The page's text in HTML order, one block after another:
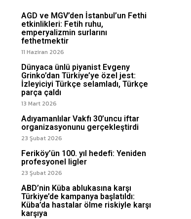
AGD ve MGV’den İstanbul’un Fethi
etkinlikleri: Fetih ruhu,
emperyalizmin surlarını
fethetmektir
11 Haziran 2026
Dünyaca ünlü piyanist Evgeny
Grinko’dan Türkiye’ye özel jest:
İzleyiciyi Türkçe selamladı, Türkçe
parça çaldı
13 Mart 2026
Adıyamanlılar Vakfı 30’uncu iftar
organizasyonunu gerçekleştirdi
23 Şubat 2026
Feriköy’ün 100. yıl hedefi: Yeniden
profesyonel ligler
23 Şubat 2026
ABD’nin Küba ablukasına karşı
Türkiye’de kampanya başlatıldı:
Küba’da hastalar ölme riskiyle karşı
karşıya